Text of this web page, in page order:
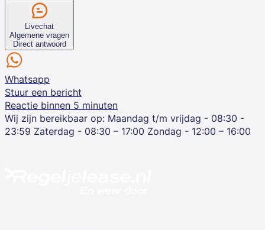
Livechat
Algemene vragen
Direct antwoord
Whatsapp
Stuur een bericht
Reactie binnen 5 minuten
Wij zijn bereikbaar op: Maandag t/m vrijdag - 08:30 -
23:59 Zaterdag - 08:30 – 17:00 Zondag - 12:00 – 16:00